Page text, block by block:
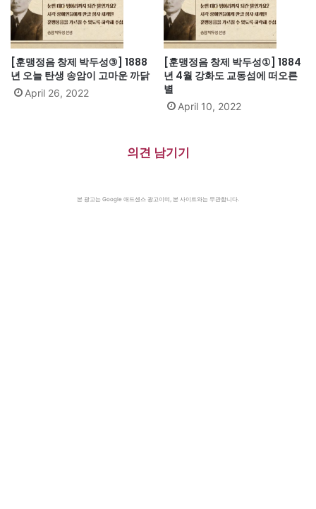
[훈맹정음 창제 박두성③] 1888
년 오늘 탄생 송암이 고마운 까닭
April 26, 2022
[훈맹정음 창제 박두성①] 1884
년 4월 강화도 교동섬에 떠오른
별
April 10, 2022
의견 남기기
본 광고는 Google 애드센스 광고이며, 본 사이트와는 무관합니다.